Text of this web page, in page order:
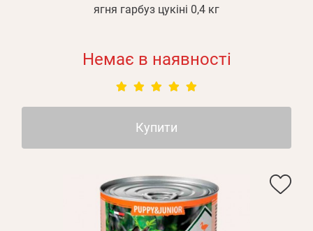
ягня гарбуз цукіні 0,4 кг
Немає в наявності
Купити